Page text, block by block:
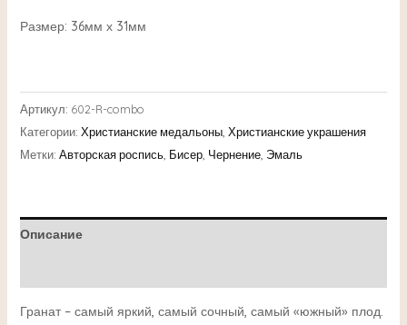
Размер: 36мм х 31мм
Артикул: 602-R-combo
Категории: Христианские медальоны, Христианские украшения
Метки: Авторская роспись, Бисер, Чернение, Эмаль
Описание
Гранат – самый яркий, самый сочный, самый «южный» плод.